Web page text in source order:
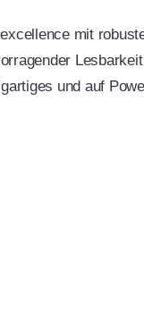
mit
und auf